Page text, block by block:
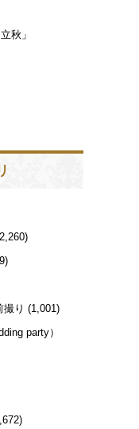
秋」
り (1,001)
party）